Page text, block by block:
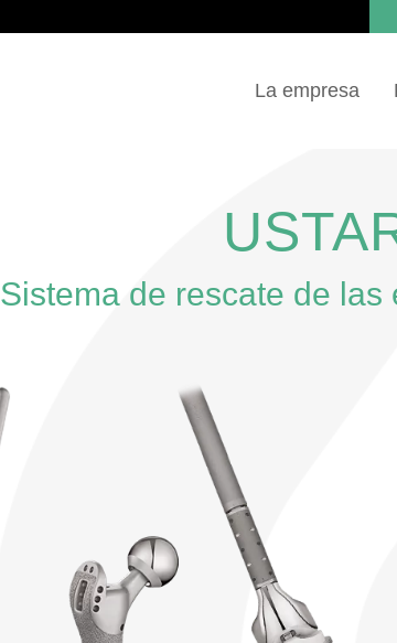
La empresa
Sistema de rescate de